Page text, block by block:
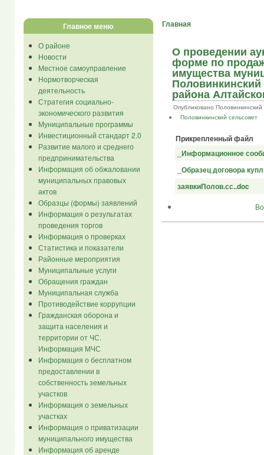
Главное меню
О районе
Новости
Местное самоуправление
Нормотворческая
деятельность
Стратегия социально-
экономического развития
Муниципальные программы
Инвестиционный стандарт 2.0
Развитие малого и среднего
предпринимательства
Информация об обжаловании
муниципальных правовых
актов
Образцы (формы) заявлений
Информация о результатах
проведения торгов
Информация о проверках
Статистика и показатели
Районные мероприятия
Муниципальные услуги
Обращения граждан
Муниципальная служба
Противодействие коррупции
Гражданская оборона и
защита населения и
территории от ЧС.
Информация МЧС
Информация о бесплатном
предоставлении в
собственность земельных
участков
Информация о земельных
участках
Информация о приватизации
муниципального имущества
Информация об аренде
Главная
О проведении
форме по
имущества
Половинкинский
района
Опубликовано Половинкинский
Половинкинский сельсовет
Прикрепленный файл
_Информационное
_Образец договора
заявкиПолов.сс..doc